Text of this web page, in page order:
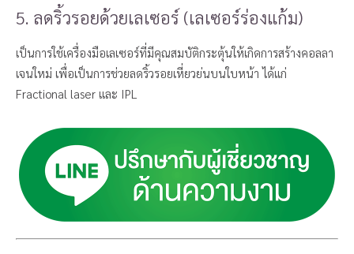
5. ลดริ้วรอยด้วยเลเซอร์ (เลเซอร์ร่องแก้ม)
เป็นการใช้เครื่องมือเลเซอร์ที่มีคุณสมบัติกระตุ้นให้เกิดการสร้างคอลลา
เจนใหม่ เพื่อเป็นการช่วยลดริ้วรอยเหี่ยวย่นบนใบหน้า ได้แก่
Fractional laser และ IPL